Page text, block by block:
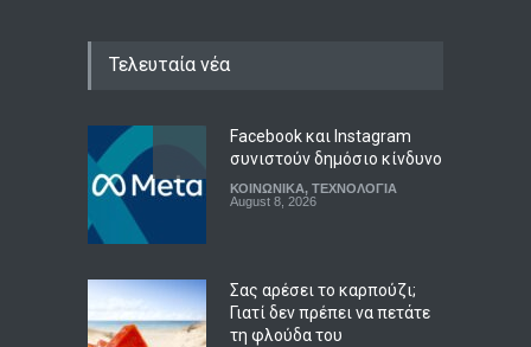
Τελευταία νέα
Facebook και Instagram
συνιστούν δημόσιο κίνδυνο
ΚΟΙΝΩΝΙΚΑ, ΤΕΧΝΟΛΟΓΙΑ
August 8, 2026
Σας αρέσει το καρπούζι;
Γιατί δεν πρέπει να πετάτε
τη φλούδα του